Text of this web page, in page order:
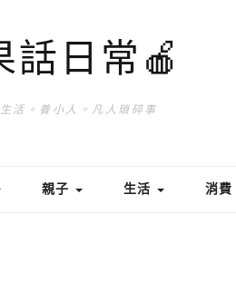
話日常🍎
活。養小人。凡人瑣碎事
親子 生活 消費